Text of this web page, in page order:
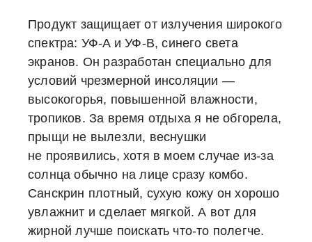
Продукт защищает от излучения широкого
спектра: УФ-A и УФ-B, синего света
экранов. Он разработан специально для
условий чрезмерной инсоляции —
высокогорья, повышенной влажности,
тропиков. За время отдыха я не обгорела,
прыщи не вылезли, веснушки
не проявились, хотя в моем случае из-за
солнца обычно на лице сразу комбо.
Санскрин плотный, сухую кожу он хорошо
увлажнит и сделает мягкой. А вот для
жирной лучше поискать что-то полегче.